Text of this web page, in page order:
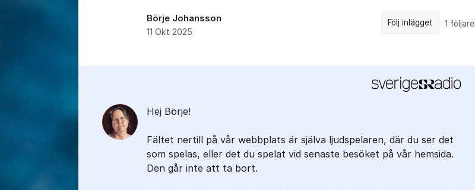
Börje Johansson
11 Okt 2025
Följ inlägget 1 följare
Hej Börje!
Fältet nertill på vår webbplats är själva ljudspelaren, där du ser det
som spelas, eller det du spelat vid senaste besöket på vår hemsida.
Den går inte att ta bort.